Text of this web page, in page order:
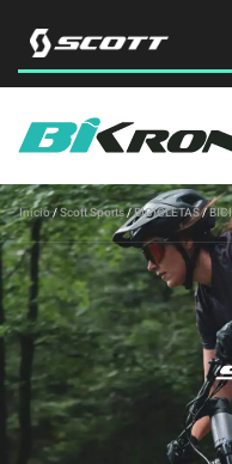
Inicio/Scott Sports/BICICLETAS/